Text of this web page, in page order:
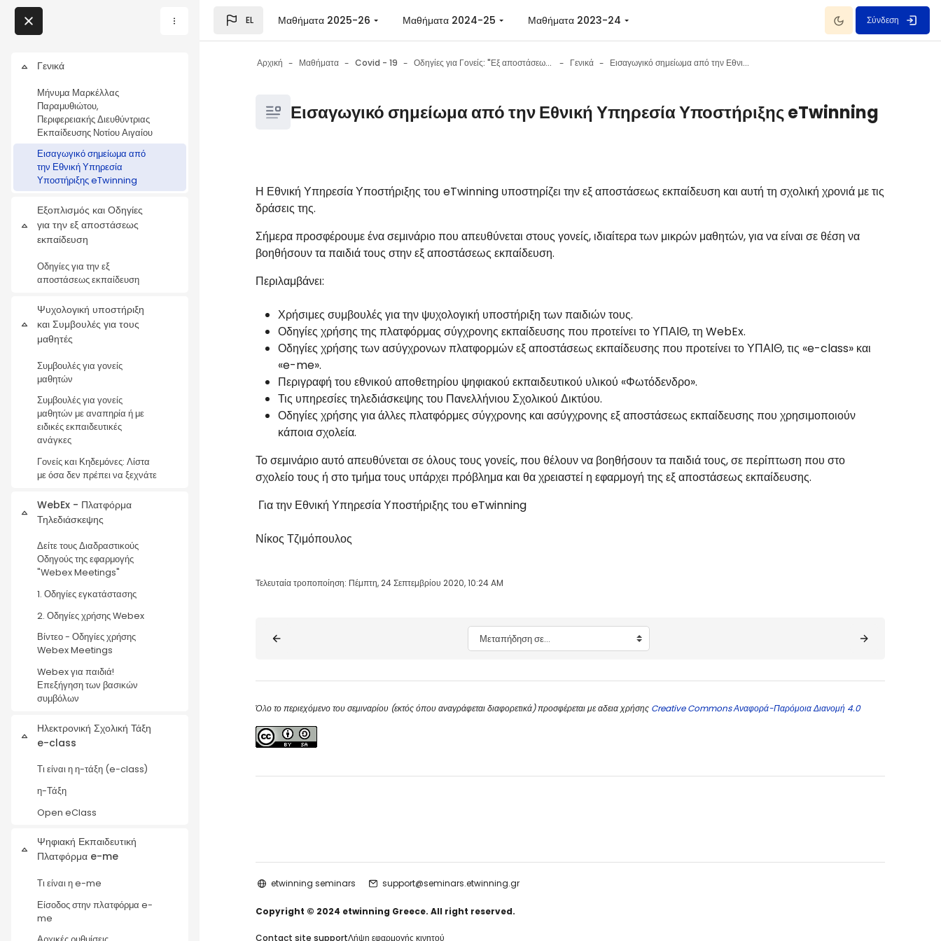
Μπλοκ
Μπλοκ
Σύμπτυξη
Γενικά
Μήνυμα Μαρκέλλας
Παραμυθιώτου,
Περιφερειακής Διευθύντριας
Εκπαίδευσης Νοτίου Αιγαίου
Εισαγωγικό σημείωμα από
την Εθνική Υπηρεσία
Υποστήριξης eTwinning
Σύμπτυξη
Εξοπλισμός και Οδηγίες
για την εξ αποστάσεως
εκπαίδευση
Οδηγίες για την εξ
αποστάσεως εκπαίδευση
Σύμπτυξη
Ψυχολογική υποστήριξη
και Συμβουλές για τους
μαθητές
Συμβουλές για γονείς
μαθητών
Συμβουλές για γονείς
μαθητών με αναπηρία ή με
ειδικές εκπαιδευτικές
ανάγκες
Γονείς και Κηδεμόνες: Λίστα
με όσα δεν πρέπει να ξεχνάτε
Σύμπτυξη
WebEx - Πλατφόρμα
Τηλεδιάσκεψης
Δείτε τους Διαδραστικούς
Οδηγούς της εφαρμογής
"Webex Meetings"
1. Οδηγίες εγκατάστασης
2. Οδηγίες χρήσης Webex
Βίντεο - Οδηγίες χρήσης
Webex Meetings
Webex για παιδιά!
Επεξήγηση των βασικών
συμβόλων
Σύμπτυξη
Ηλεκτρονική Σχολική Τάξη
e-class
Τι είναι η η-τάξη (e-class)
η-Τάξη
Open eClass
Σύμπτυξη
Ψηφιακή Εκπαιδευτική
Πλατφόρμα e-me
Τι είναι η e-me
Είσοδος στην πλατφόρμα e-
me
EL Μαθήματα 2025-26 Μαθήματα 2024-25 Μαθήματα 2023-24 Dark Mode
Σύνδεση
Αρχική Μαθήματα Covid - 19 Οδηγίες για Γονείς: "Εξ αποστάσεως εκπαίδευση στο σχολείο: Εργαλεία - Συμβουλές - Ψυχολογική υποστήριξη μαθητών" Γενικά Εισαγωγικό σημείωμα από την Εθνική Υπηρεσία Υποστήριξης eTwinning
ΜπλοκΕισαγωγικό σημείωμα από την Εθνική Υπηρεσία Υποστήριξης eTwinning
Μπλοκ
Η Εθνική Υπηρεσία Υποστήριξης του eTwinning υποστηρίζει την εξ αποστάσεως εκπαίδευση και αυτή τη σχολική χρονιά με τις
δράσεις της.
Σήμερα προσφέρουμε ένα σεμινάριο που απευθύνεται στους γονείς, ιδιαίτερα των μικρών μαθητών, για να είναι σε θέση να
βοηθήσουν τα παιδιά τους στην εξ αποστάσεως εκπαίδευση.
Περιλαμβάνει:
Χρήσιμες συμβουλές για την ψυχολογική υποστήριξη των παιδιών τους.
Οδηγίες χρήσης της πλατφόρμας σύγχρονης εκπαίδευσης που προτείνει το ΥΠΑΙΘ, τη WebEx.
Οδηγίες χρήσης των ασύγχρονων πλατφορμών εξ αποστάσεως εκπαίδευσης που προτείνει το ΥΠΑΙΘ, τις «e-class» και
«e-me».
Περιγραφή του εθνικού αποθετηρίου ψηφιακού εκπαιδευτικού υλικού «Φωτόδενδρο».
Τις υπηρεσίες τηλεδιάσκεψης του Πανελλήνιου Σχολικού Δικτύου.
Οδηγίες χρήσης για άλλες πλατφόρμες σύγχρονης και ασύγχρονης εξ αποστάσεως εκπαίδευσης που χρησιμοποιούν
κάποια σχολεία.
Το σεμινάριο αυτό απευθύνεται σε όλους τους γονείς, που θέλουν να βοηθήσουν τα παιδιά τους, σε περίπτωση που στο
σχολείο τους ή στο τμήμα τους υπάρχει πρόβλημα και θα χρειαστεί η εφαρμογή της εξ αποστάσεως εκπαίδευσης.
Για την Εθνική Υπηρεσία Υποστήριξης του eTwinning
Νίκος Τζιμόπουλος
Τελευταία τροποποίηση: Πέμπτη, 24 Σεπτεμβρίου 2020, 10:24 AM
Μπλοκ Μεταπήδηση σε...
Όλο το περιεχόμενο του σεμιναρίου (εκτός όπου αναγράφεται διαφορετικά) προσφέρεται με αδεια χρήσης Creative Commons Αναφορά-Παρόμοια Διανομή 4.0
etwinning seminars support@seminars.etwinning.gr
Copyright © 2024 etwinning Greece. All right reserved.
Contact site supportΛήψη εφαρμογής κινητού